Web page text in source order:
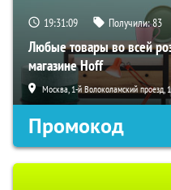
19:31:08 Получили:83
Любые товары во всей
магазине Hoff
Москва, 1-й Волоколамский проезд,
Промокод